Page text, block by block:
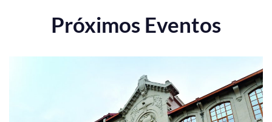
Próximos Eventos